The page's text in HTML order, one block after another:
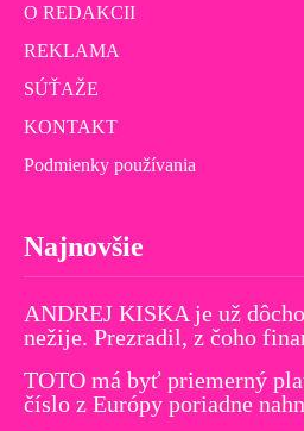
O REDAKCII
REKLAMA
SÚŤAŽE
KONTAKT
Podmienky používania
Najnovšie
ANDREJ KISKA je už
nežije. Prezradil, z čoho
TOTO má byť priemerný
číslo z Európy poriadne